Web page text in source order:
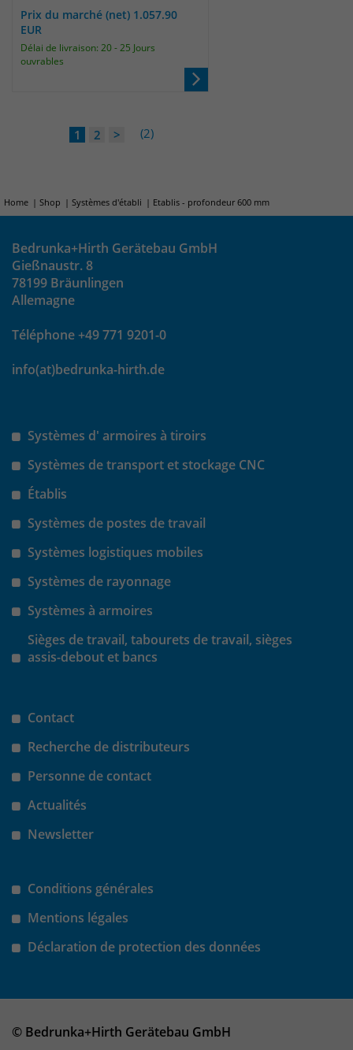
Prix du marché (net) 1.057.90
EUR
Délai de livraison: 20 - 25 Jours
ouvrables
1 2 > (2)
Home Shop Systèmes d'établi Etablis - profondeur 600 mm
Bedrunka+Hirth Gerätebau GmbH
Gießnaustr. 8
78199 Bräunlingen
Allemagne
Téléphone +49 771 9201-0
info(at)bedrunka-hirth.de
Systèmes d' armoires à tiroirs
Systèmes de transport et stockage CNC
Établis
Systèmes de postes de travail
Systèmes logistiques mobiles
Systèmes de rayonnage
Systèmes à armoires
Sièges de travail, tabourets de travail, sièges
assis-debout et bancs
Contact
Recherche de distributeurs
Personne de contact
Actualités
Newsletter
Conditions générales
Mentions légales
Déclaration de protection des données
© Bedrunka+Hirth Gerätebau GmbH